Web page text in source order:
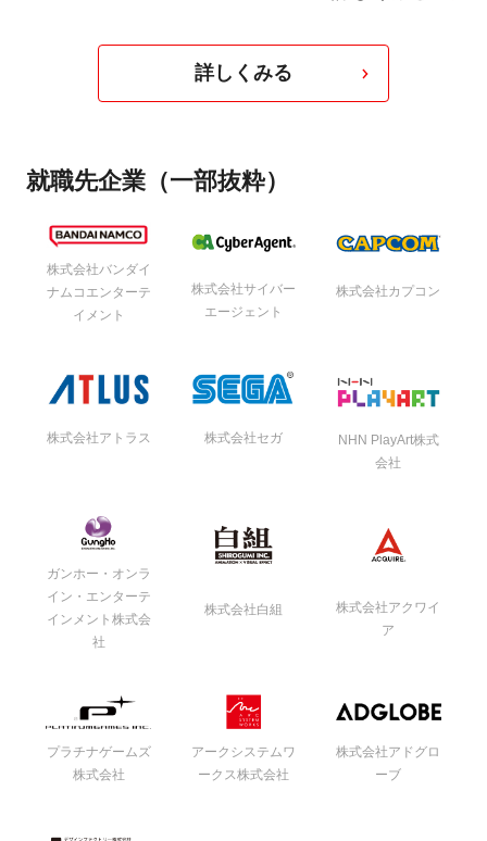
詳しくみる
就職先企業（一部抜粋）
株式会社バンダイ
ナムコエンターテ
イメント
株式会社サイバー
エージェント
株式会社カプコン
株式会社アトラス 株式会社セガ
NHN PlayArt株式
会社
ガンホー・オンラ
イン・エンターテ
インメント株式会
社
株式会社白組
株式会社アクワイ
ア
プラチナゲームズ
株式会社
アークシステムワ
ークス株式会社
株式会社アドグロ
ーブ